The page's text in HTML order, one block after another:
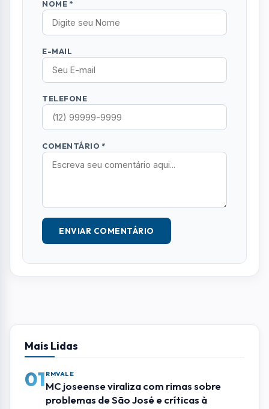
NOME *
E-MAIL
TELEFONE
COMENTÁRIO *
ENVIAR COMENTÁRIO
Mais Lidas
01 RMVALE
MC joseense viraliza com rimas sobre
problemas de São José e críticas à